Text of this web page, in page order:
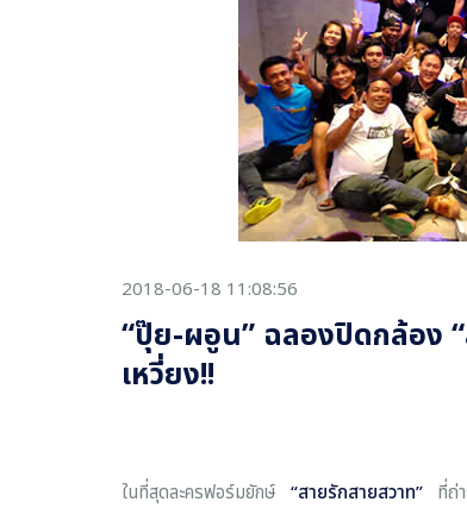
2018-06-18 11:08:56
“ปุ๊ย-ผอูน” ฉลองปิดกล้อง
เหวี่ยง!!
ในที่สุดละครฟอร์มยักษ์ “สายรักสายสวาท” ที่ถ่